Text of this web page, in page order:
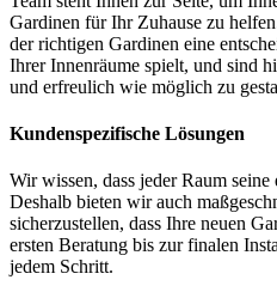
Gardinen für Ihr Zuhause zu
der richtigen Gardinen eine
Ihrer Innenräume spielt, und sind
und erfreulich wie möglich zu
Kundenspezifische Lösungen
Wir wissen, dass jeder Raum
Deshalb bieten wir auch
sicherzustellen, dass Ihre neuen
ersten Beratung bis zur finalen
jedem Schritt.